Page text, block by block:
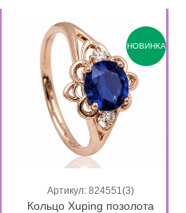
НОВИНКА
Артикул: 824551(3)
Кольцо Xuping позолота